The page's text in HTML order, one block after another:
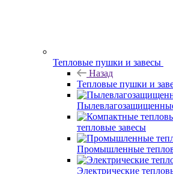
Тепловые пушки и завесы
Назад
Тепловые пушки и
тепловые завесы
Промышленные
Электрические